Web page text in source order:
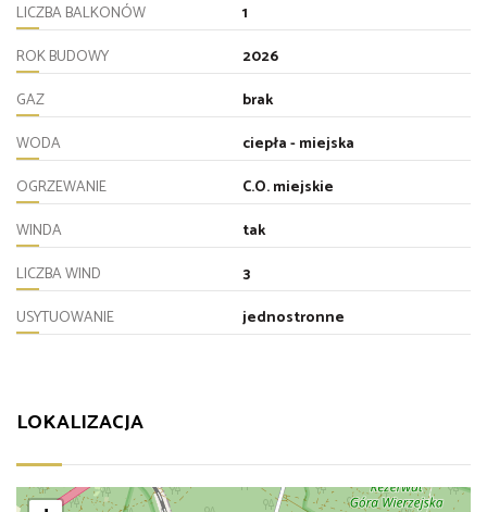
LICZBA BALKONÓW
1
ROK BUDOWY
2026
GAZ
brak
WODA
ciepła - miejska
OGRZEWANIE
C.O. miejskie
WINDA
tak
LICZBA WIND
3
USYTUOWANIE
jednostronne
LOKALIZACJA